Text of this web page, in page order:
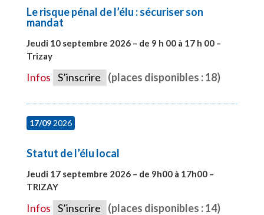
Le risque pénal de l’élu : sécuriser son
mandat
Jeudi 10 septembre 2026 – de 9 h 00 à 17 h 00 –
Trizay
Infos S’inscrire (places disponibles : 18)
17/092026
Statut de l’élu local
Jeudi 17 septembre 2026 – de 9h00 à 17h00 –
TRIZAY
Infos S’inscrire (places disponibles : 14)